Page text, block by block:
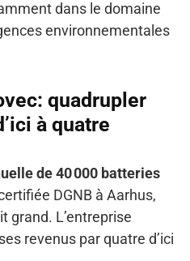
dans le domaine
environnementales
quadrupler
à quatre
de 40 000 batteries
DGNB à Aarhus,
grand. L’entreprise
revenus par quatre d’ici